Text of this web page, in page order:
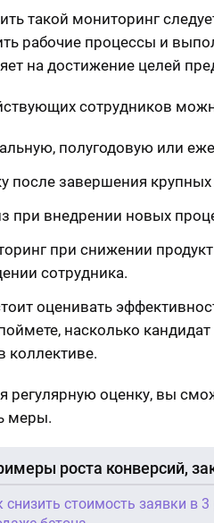
такой мониторинг
рабочие процессы и
на достижение целей
сотрудников
полугодовую или
после завершения крупных
при внедрении новых
при снижении
сотрудника.
оценивать
насколько
коллективе.
регулярную оценку, вы
меры.
роста конверсий,
снизить стоимость заявки в